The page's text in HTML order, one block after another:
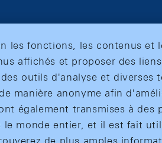
les fonctions, les contenus et
affichés et proposer des
outils d'analyse et diverses
manière anonyme afin
également transmises à des
le monde entier, et il est fait